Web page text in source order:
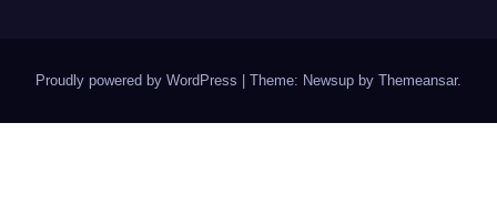
Proudly powered by WordPress Theme: Newsup by Themeansar.